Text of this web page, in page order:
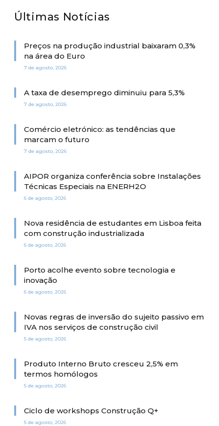
Últimas Notícias
Preços na produção industrial baixaram 0,3%
na área do Euro
7 de agosto, 2026
A taxa de desemprego diminuiu para 5,3%
7 de agosto, 2026
Comércio eletrónico: as tendências que
marcam o futuro
7 de agosto, 2026
AIPOR organiza conferência sobre Instalações
Técnicas Especiais na ENERH2O
6 de agosto, 2026
Nova residência de estudantes em Lisboa feita
com construção industrializada
6 de agosto, 2026
Porto acolhe evento sobre tecnologia e
inovação
6 de agosto, 2026
Novas regras de inversão do sujeito passivo em
IVA nos serviços de construção civil
5 de agosto, 2026
Produto Interno Bruto cresceu 2,5% em
termos homólogos
5 de agosto, 2026
Ciclo de workshops Construção Q+
5 de agosto, 2026